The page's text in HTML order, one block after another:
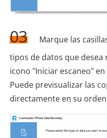
03
Marque las
tipos de datos que desea
icono "Iniciar escaneo"
Puede previsualizar las
directamente en su